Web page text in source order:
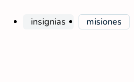
insignias misiones